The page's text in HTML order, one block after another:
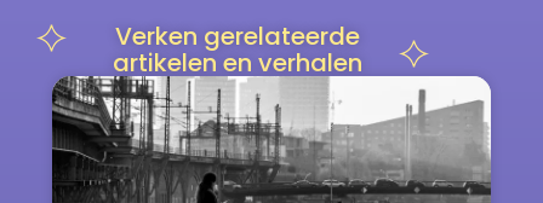
Verken gerelateerde
artikelen en verhalen